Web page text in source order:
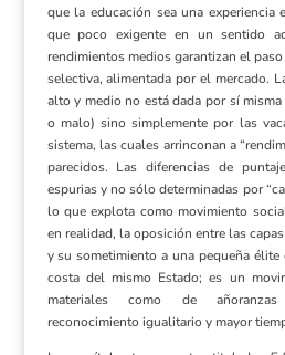
que la educación sea una experiencia
que poco exigente en un sentido
rendimientos medios garantizan el
selectiva, alimentada por el mercado.
alto y medio no está dada por sí
o malo) sino simplemente por las
sistema, las cuales arrinconan a
parecidos. Las diferencias de
espurias y no sólo determinadas por
lo que explota como movimiento
en realidad, la oposición entre las
y su sometimiento a una pequeña élite
costa del mismo Estado; es un
materiales como de añoranzas
reconocimiento igualitario y mayor